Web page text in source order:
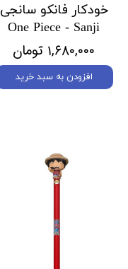
خودکار فانکو سانجی
One Piece - Sanji
۱,۶۸۰,۰۰۰ تومان
افزودن به سبد خرید